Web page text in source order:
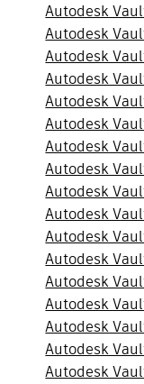
Autodesk
Autodesk
Autodesk
Autodesk
Autodesk
Autodesk
Autodesk
Autodesk
Autodesk
Autodesk
Autodesk
Autodesk
Autodesk
Autodesk
Autodesk
Autodesk
Autodesk